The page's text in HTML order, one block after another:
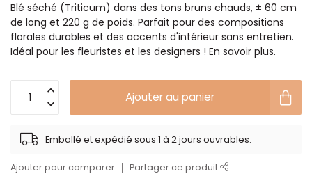
Blé séché (Triticum) dans des tons bruns chauds, ± 60 cm
de long et 220 g de poids. Parfait pour des compositions
florales durables et des accents d'intérieur sans entretien.
Idéal pour les fleuristes et les designers ! En savoir plus.
Ajouter au panier
Emballé et expédié sous 1 à 2 jours ouvrables.
Ajouter pour comparer Partager ce produit